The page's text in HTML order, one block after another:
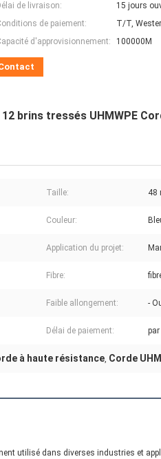
de livraison:
15 jours
de paiement:
T/T,
d'approvisionnement:
100000M
brins tressés UHMWPE
Taille: 48
Couleur:
Application du projet:
Fibre:
Faible allongement: -
Délai de paiement:
à haute résistance, Corde
utilisé dans diverses industries et